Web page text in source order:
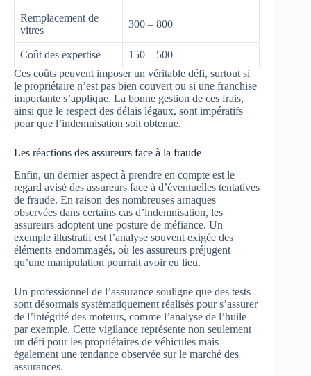
Remplacement de
vitres
300 – 800
Coût des expertise
150 – 500
Ces coûts peuvent imposer un véritable défi, surtout si
le propriétaire n’est pas bien couvert ou si une franchise
importante s’applique. La bonne gestion de ces frais,
ainsi que le respect des délais légaux, sont impératifs
pour que l’indemnisation soit obtenue.
Les réactions des assureurs face à la fraude
Enfin, un dernier aspect à prendre en compte est le
regard avisé des assureurs face à d’éventuelles tentatives
de fraude. En raison des nombreuses arnaques
observées dans certains cas d’indemnisation, les
assureurs adoptent une posture de méfiance. Un
exemple illustratif est l’analyse souvent exigée des
éléments endommagés, où les assureurs préjugent
qu’une manipulation pourrait avoir eu lieu.
Un professionnel de l’assurance souligne que des tests
sont désormais systématiquement réalisés pour s’assurer
de l’intégrité des moteurs, comme l’analyse de l’huile
par exemple. Cette vigilance représente non seulement
un défi pour les propriétaires de véhicules mais
également une tendance observée sur le marché des
assurances.